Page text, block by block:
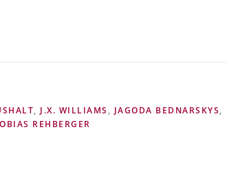
,J.X. WILLIAMS,JAGODA BEDNARSKYS,
REHBERGER